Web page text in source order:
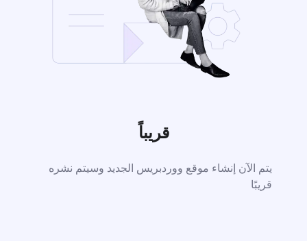
قريباً
يتم الآن إنشاء موقع ووردبريس الجديد وسيتم نشره
قريبًا